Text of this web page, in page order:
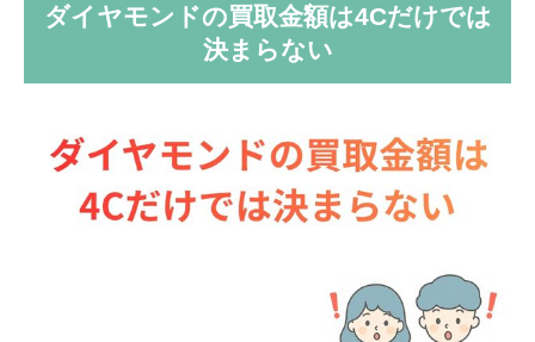
ダイヤモンドの買取金額は4Cだけでは
決まらない